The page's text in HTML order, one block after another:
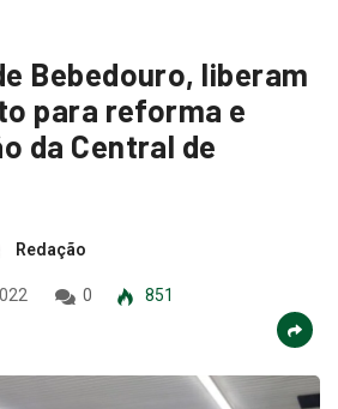
Bebedouro, liberam
para reforma e
da Central de
Redação
0
851